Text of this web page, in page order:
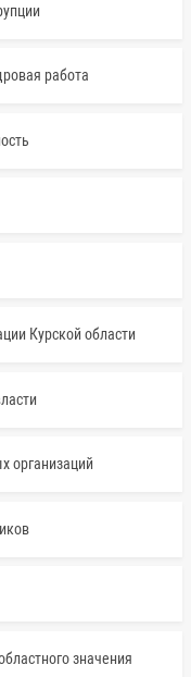
работа
Курской области
организаций
значения